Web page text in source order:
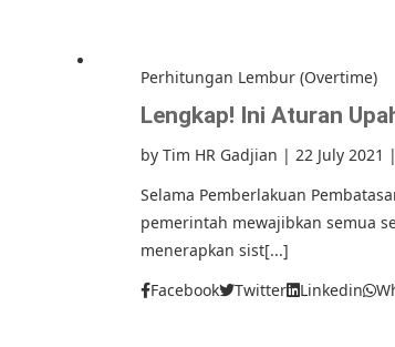
Perhitungan Lembur (Overtime)
Lengkap! Ini Aturan
by Tim HR Gadjian | 22 July 2021 |
Selama Pemberlakuan
pemerintah mewajibkan semua
menerapkan sist[...]
Facebook
Twitter Linkedin